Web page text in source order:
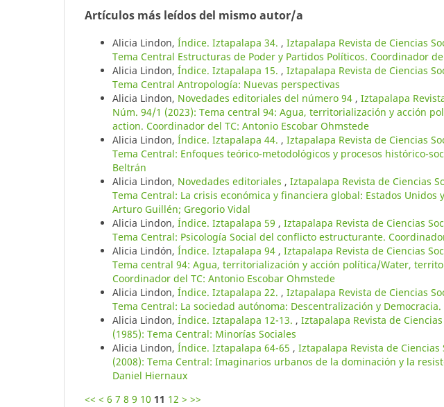
Artículos más leídos del mismo autor/a
Alicia Lindon, Índice. Iztapalapa 34. , Iztapalapa Revista de Ciencias
Tema Central Estructuras de Poder y Partidos Políticos. Coordinador
Alicia Lindon, Índice. Iztapalapa 15. , Iztapalapa Revista de Ciencias
Tema Central Antropología: Nuevas perspectivas
Alicia Lindon, Novedades editoriales del número 94 , Iztapalapa
Núm. 94/1 (2023): Tema central 94: Agua, territorialización y acción
action. Coordinador del TC: Antonio Escobar Ohmstede
Alicia Lindon, Índice. Iztapalapa 44. , Iztapalapa Revista de Ciencias
Tema Central: Enfoques teórico-metodológicos y procesos histórico-
Beltrán
Alicia Lindon, Novedades editoriales , Iztapalapa Revista de Ciencias
Tema Central: La crisis económica y financiera global: Estados Unidos
Arturo Guillén; Gregorio Vidal
Alicia Lindon, Índice. Iztapalapa 59 , Iztapalapa Revista de Ciencias
Tema Central: Psicología Social del conflicto estructurante.
Alicia Lindón, Índice. Iztapalapa 94 , Iztapalapa Revista de Ciencias
Tema central 94: Agua, territorialización y acción política/Water,
Coordinador del TC: Antonio Escobar Ohmstede
Alicia Lindon, Índice. Iztapalapa 22. , Iztapalapa Revista de Ciencias
Tema Central: La sociedad autónoma: Descentralización y
Alicia Lindon, Índice. Iztapalapa 12-13. , Iztapalapa Revista de
(1985): Tema Central: Minorías Sociales
Alicia Lindon, Índice. Iztapalapa 64-65 , Iztapalapa Revista de
(2008): Tema Central: Imaginarios urbanos de la dominación y la
Daniel Hiernaux
<< < 6 7 8 9 10 11 12 > >>